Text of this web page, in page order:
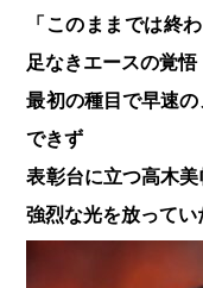
「このままでは終
足なきエースの覚悟
最初の種目で早速
できず
表彰台に立つ高木
強烈な光を放ってい